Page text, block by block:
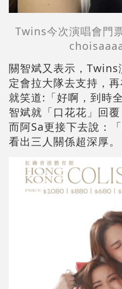
Twins今次演唱會門
關智斌又表示，Twins
定會拉大隊去支持，
就笑道:「好啊，到時
智斌就「口花花」回
而阿Sa更接下去說：
看出三人關係超深厚。